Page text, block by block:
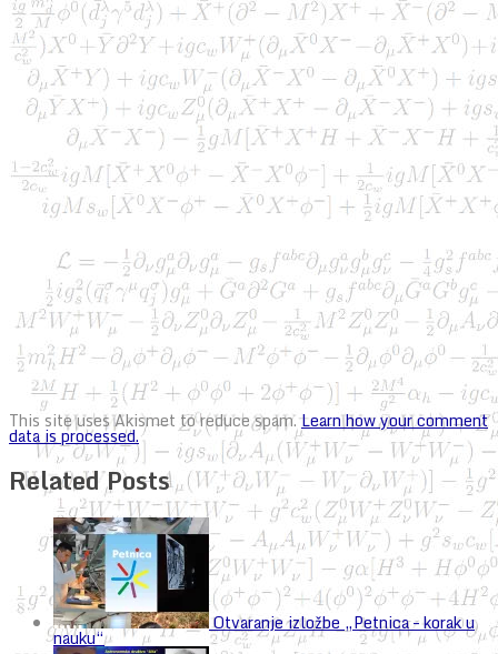
This site uses Akismet to reduce spam.Learn how your comment
data is processed.
Related Posts
Otvaranje izložbe „Petnica – korak u
nauku“